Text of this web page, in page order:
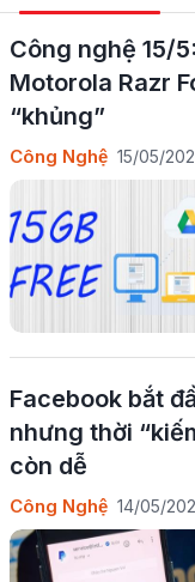
Công nghệ 15/
Motorola Razr
“khủng”
Công Nghệ 15/05/
Facebook bắt
nhưng thời
còn dễ
Công Nghệ 14/05/